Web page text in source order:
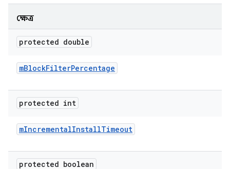
ক্ষেত্র
protected double
mBlockFilterPercentage
protected int
mIncrementalInstallTimeout
protected boolean